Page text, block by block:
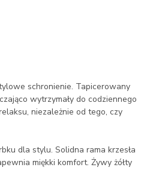
schronienie. Tapicerowany
wytrzymały do codziennego
niezależnie od tego, czy
dla stylu. Solidna rama krzesła
miękki komfort. Żywy żółty